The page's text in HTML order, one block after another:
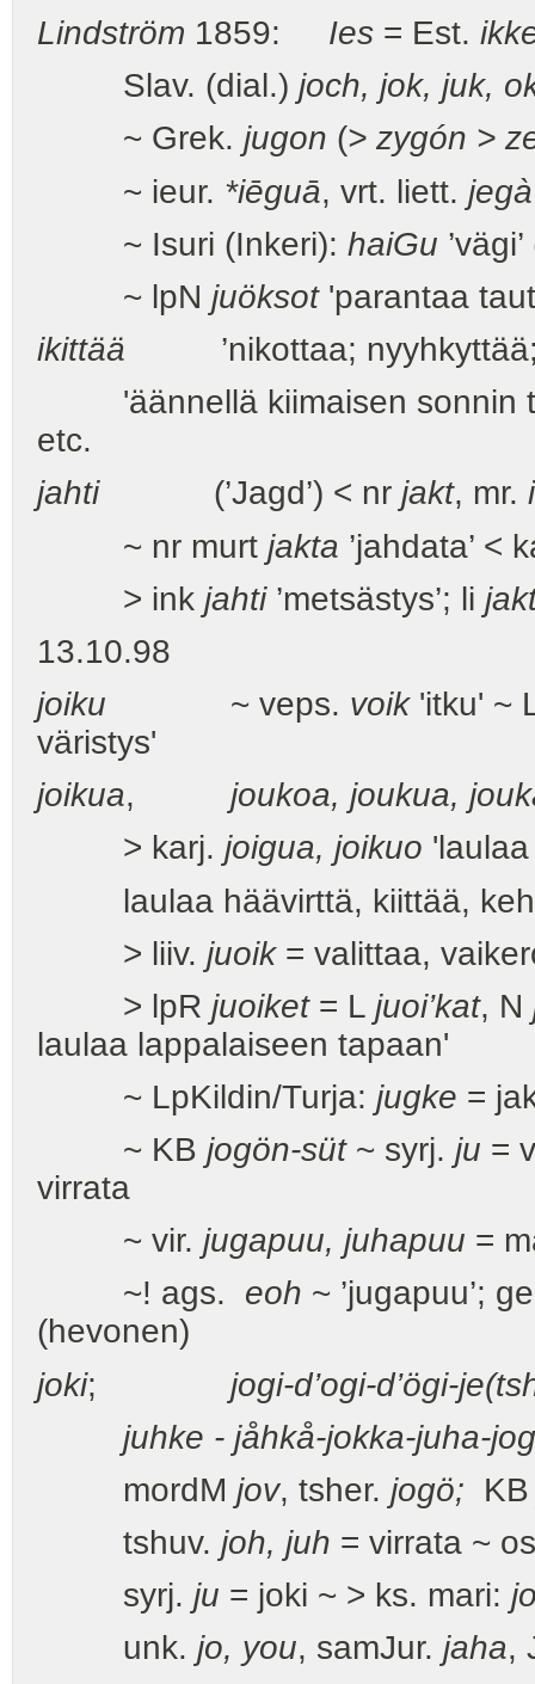
Lindström 1859: Ies = Est.
Slav. (dial.) joch, jok, juk,
~ Grek. jugon (> zygón >
~ ieur. *iēguā, vrt. liett. jegà
~ Isuri (Inkeri): haiGu
~ lpN juöksot'parantaa
ikittää ’nikottaa; nyyhkyttää;
'äännellä kiimaisen sonnin
etc.
jahti(’Jagd’) < nr jakt, mr.
~ nr murt jakta ’jahdata’ <
> ink jahti’metsästys’; li
13.10.98
joiku ~ veps. voik'itku' ~
väristys'
joikua, joukoa, joukua,
> karj. joigua, joikuo
laulaa häävirttä, kiittää,
> liiv. juoik= valittaa,
> lpR juoiket= L juoi’kat, N
laulaa lappalaiseen tapaan'
~ LpKildin/Turja: jugke =
~ KB jogön-süt~ syrj. ju =
virrata
~ vir. jugapuu, juhapuu =
~! ags. eoh ~ ’jugapuu’;
(hevonen)
joki; jogi-d’ogi-d’ögi-
juhke - jåhkå-jokka-juha-
mordM jov, tsher. jogö;
tshuv. joh, juh = virrata ~
syrj. ju = joki ~ > ks. mari:
unk. jo, you, samJur. jaha,